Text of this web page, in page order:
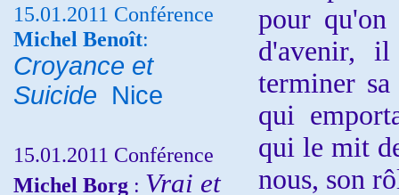
15.01.2011 Conférence
Michel Benoît:
Croyance et
Suicide Nice
15.01.2011 Conférence
Michel Borg : Vrai et
pour
d'avenir,
terminer
qui
qui le mit
nous, son